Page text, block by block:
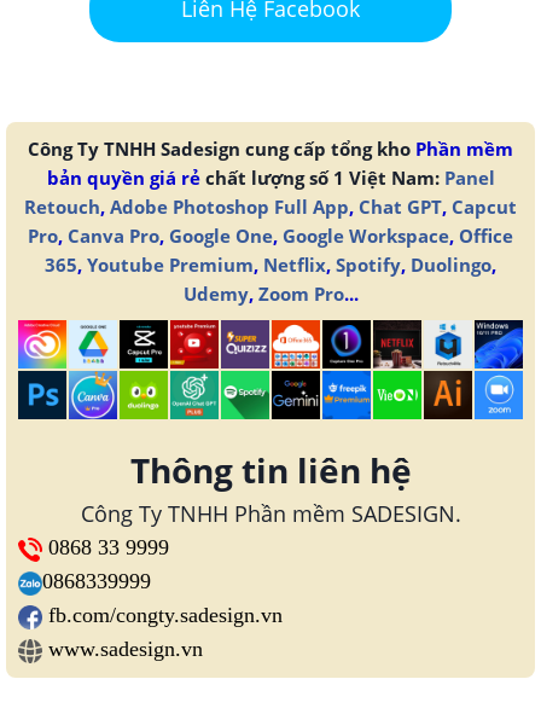
Liên Hệ Facebook
Công Ty TNHH Sadesign cung cấp tổng kho Phần mềm
bản quyền giá rẻchất lượng số 1 Việt Nam: Panel
Retouch, Adobe Photoshop Full App, Chat GPT, Capcut
Pro, Canva Pro, Google One, Google Workspace, Office
365, Youtube Premium, Netflix, Spotify, Duolingo,
Udemy, Zoom Pro...
Thông tin liên hệ
Công Ty TNHH Phần mềm SADESIGN.
0868 33 9999
0868339999
fb.com/congty.sadesign.vn
www.sadesign.vn